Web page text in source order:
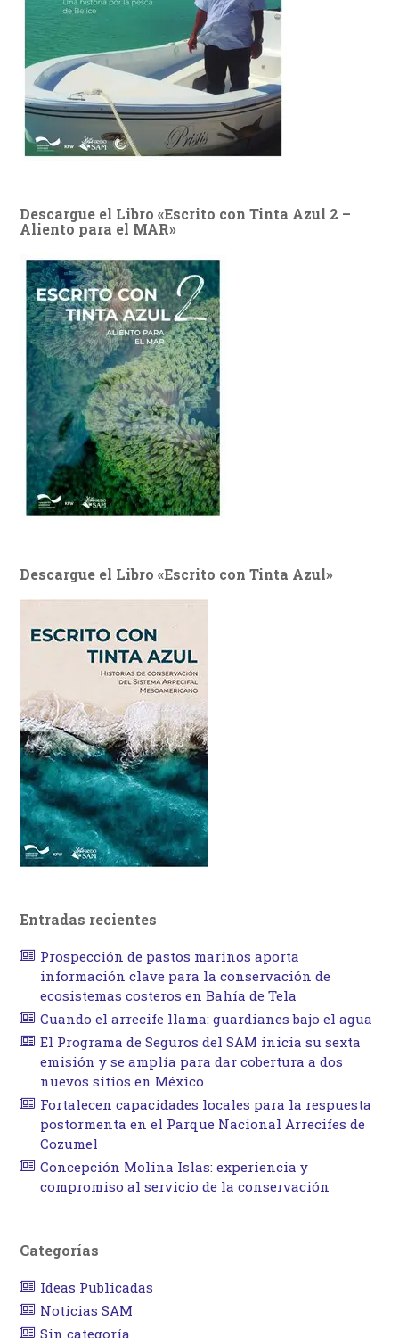
Descargue el Libro «Escrito con Tinta Azul 2 –
Aliento para el MAR»
Descargue el Libro «Escrito con Tinta Azul»
Entradas recientes
Prospección de pastos marinos aporta
información clave para la conservación de
ecosistemas costeros en Bahía de Tela
Cuando el arrecife llama: guardianes bajo el agua
El Programa de Seguros del SAM inicia su sexta
emisión y se amplía para dar cobertura a dos
nuevos sitios en México
Fortalecen capacidades locales para la respuesta
postormenta en el Parque Nacional Arrecifes de
Cozumel
Concepción Molina Islas: experiencia y
compromiso al servicio de la conservación
Categorías
Ideas Publicadas
Noticias SAM
Sin categoría